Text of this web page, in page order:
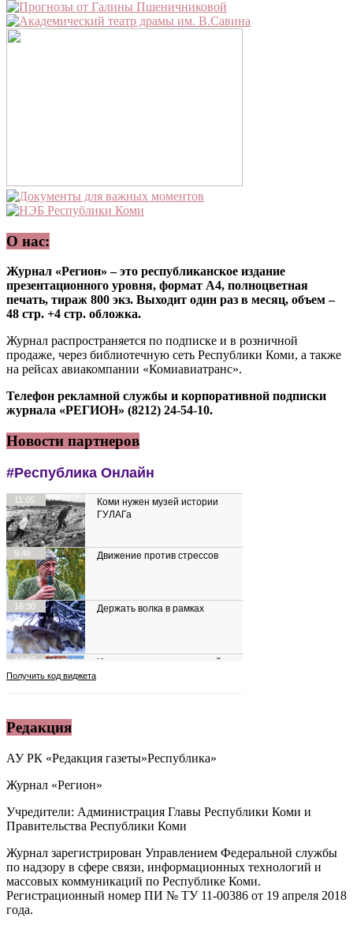
О нас:
Журнал «Регион» – это республиканское издание
презентационного уровня, формат А4, полноцветная
печать, тираж 800 экз. Выходит один раз в месяц, объем –
48 стр. +4 стр. обложка.
Журнал распространяется по подписке и в розничной
продаже, через библиотечную сеть Республики Коми, а также
на рейсах авиакомпании «Комиавиатранс».
Телефон рекламной службы и корпоративной подписки
журнала «РЕГИОН» (8212) 24-54-10.
Новости партнеров
Редакция
АУ РК «Редакция газеты»Республика»
Журнал «Регион»
Учредители: Администрация Главы Республики Коми и
Правительства Республики Коми
Журнал зарегистрирован Управлением Федеральной службы
по надзору в сфере связи, информационных технологий и
массовых коммуникаций по Республике Коми.
Регистрационный номер ПИ № ТУ 11-00386 от 19 апреля 2018
года.